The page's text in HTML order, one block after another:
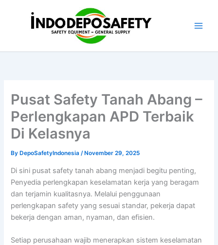
Pusat Safety Tanah Abang –
Perlengkapan APD Terbaik
Di Kelasnya
By DepoSafetyIndonesia/ November 29, 2025
Di sini pusat safety tanah abang menjadi begitu penting,
Penyedia perlengkapan keselamatan kerja yang beragam
dan terjamin kualitasnya. Melalui penggunaan
perlengkapan safety yang sesuai standar, pekerja dapat
bekerja dengan aman, nyaman, dan efisien.
Setiap perusahaan wajib menerapkan sistem keselamatan